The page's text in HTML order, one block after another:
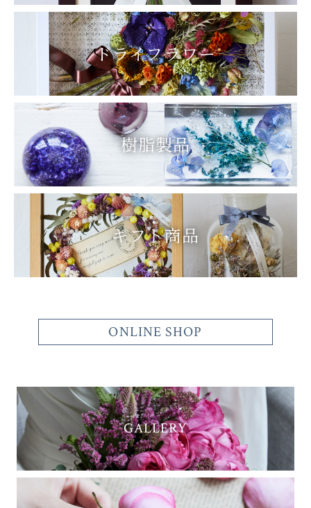
ドライフラワー
樹脂製品
ギフト商品
ONLINE SHOP
GALLERY